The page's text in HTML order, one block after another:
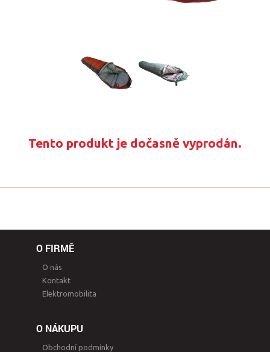
Tento produkt je dočasně vyprodán.
O FIRMĚ
O nás
Kontakt
Elektromobilita
O NÁKUPU
Obchodní podmínky